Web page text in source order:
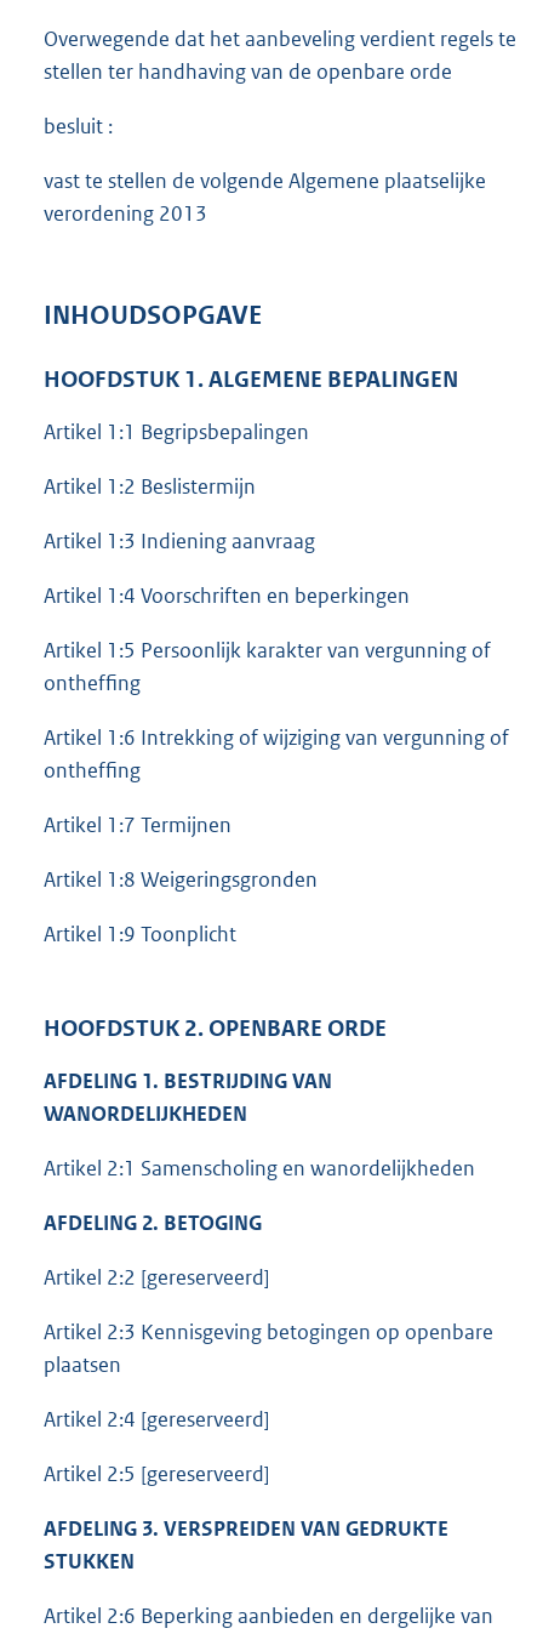
Overwegende dat het aanbeveling verdient regels te
stellen ter handhaving van de openbare orde
besluit :
vast te stellen de volgende Algemene plaatselijke
verordening 2013
INHOUDSOPGAVE
HOOFDSTUK 1. ALGEMENE BEPALINGEN
Artikel 1:1 Begripsbepalingen
Artikel 1:2 Beslistermijn
Artikel 1:3 Indiening aanvraag
Artikel 1:4 Voorschriften en beperkingen
Artikel 1:5 Persoonlijk karakter van vergunning of
ontheffing
Artikel 1:6 Intrekking of wijziging van vergunning of
ontheffing
Artikel 1:7 Termijnen
Artikel 1:8 Weigeringsgronden
Artikel 1:9 Toonplicht
HOOFDSTUK 2. OPENBARE ORDE
AFDELING 1. BESTRIJDING VAN
WANORDELIJKHEDEN
Artikel 2:1 Samenscholing en wanordelijkheden
AFDELING 2. BETOGING
Artikel 2:2 [gereserveerd]
Artikel 2:3 Kennisgeving betogingen op openbare
plaatsen
Artikel 2:4 [gereserveerd]
Artikel 2:5 [gereserveerd]
AFDELING 3. VERSPREIDEN VAN GEDRUKTE
STUKKEN
Artikel 2:6 Beperking aanbieden en dergelijke van